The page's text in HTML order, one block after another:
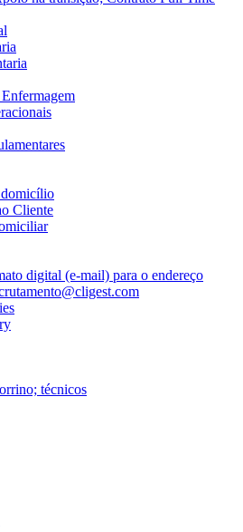
domicílio
Cliente
digital (e-mail) para o endereço
técnicos